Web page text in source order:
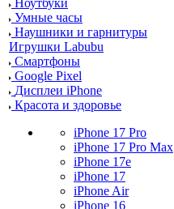
Ноутбуки
Умные часы
Наушники и гарнитуры
Игрушки Labubu
Смартфоны
Google Pixel
Дисплеи iPhone
Красота и здоровье
iPhone 17 Pro
iPhone 17 Pro Max
iPhone 17e
iPhone 17
iPhone Air
iPhone 16